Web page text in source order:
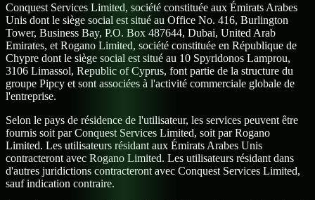
Conquest Services Limited, société constituée aux Émirats Arabes
Unis dont le siège social est situé au Office No. 416, Burlington
Tower, Business Bay, P.O. Box 487644, Dubai, United Arab
Emirates, et Rogano Limited, société constituée en République de
Chypre dont le siège social est situé au 10 Spyridonos Lamprou,
3106 Limassol, Republic of Cyprus, font partie de la structure du
groupe Pipcy et sont associées à l'activité commerciale globale de
l'entreprise.
Selon le pays de résidence de l'utilisateur, les services peuvent être
fournis soit par Conquest Services Limited, soit par Rogano
Limited. Les utilisateurs résidant aux Émirats Arabes Unis
contracteront avec Rogano Limited. Les utilisateurs résidant dans
d'autres juridictions contracteront avec Conquest Services Limited,
sauf indication contraire.